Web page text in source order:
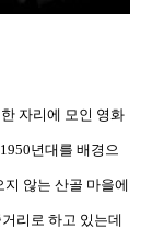
자리에 모인 영화
. 1950년대를 배경으
않는 산골 마을에
리로 하고 있는데